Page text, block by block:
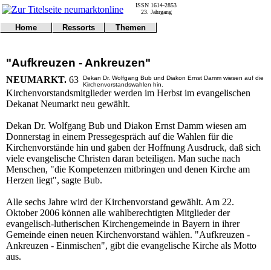
"Aufkreuzen - Ankreuzen"
Dekan Dr. Wolfgang Bub und Diakon Ernst Damm wiesen auf die
Kirchenvorstandswahlen hin.
NEUMARKT. 63
Kirchenvorstandsmitglieder werden im Herbst im evangelischen
Dekanat Neumarkt neu gewählt.
Dekan Dr. Wolfgang Bub und Diakon Ernst Damm wiesen am
Donnerstag in einem Pressegespräch auf die Wahlen für die
Kirchenvorstände hin und gaben der Hoffnung Ausdruck, daß sich
viele evangelische Christen daran beteiligen. Man suche nach
Menschen, "die Kompetenzen mitbringen und denen Kirche am
Herzen liegt", sagte Bub.
Alle sechs Jahre wird der Kirchenvorstand gewählt. Am 22.
Oktober 2006 können alle wahlberechtigten Mitglieder der
evangelisch-lutherischen Kirchengemeinde in Bayern in ihrer
Gemeinde einen neuen Kirchenvorstand wählen. "Aufkreuzen -
Ankreuzen - Einmischen", gibt die evangelische Kirche als Motto
aus.
ISSN 1614-2853
23. Jahrgang
Home
Notfall
Impressum
Ressorts
Wirtschaft
Sport
Polizei
Wetter
Themen
Gericht
Online
Gesundheit
Tipps
Statistiken
@NM
Freizeit
Leute
Tiere